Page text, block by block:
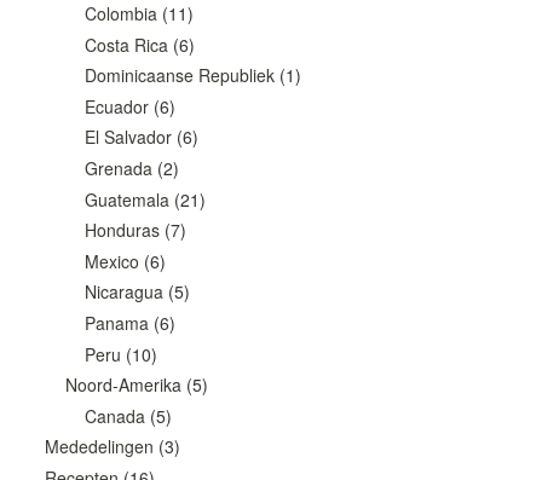
Colombia (11)
Costa Rica (6)
Dominicaanse Republiek (1)
Ecuador (6)
El Salvador (6)
Grenada (2)
Guatemala (21)
Honduras (7)
Mexico (6)
Nicaragua (5)
Panama (6)
Peru (10)
Noord-Amerika(5)
Canada (5)
Mededelingen (3)